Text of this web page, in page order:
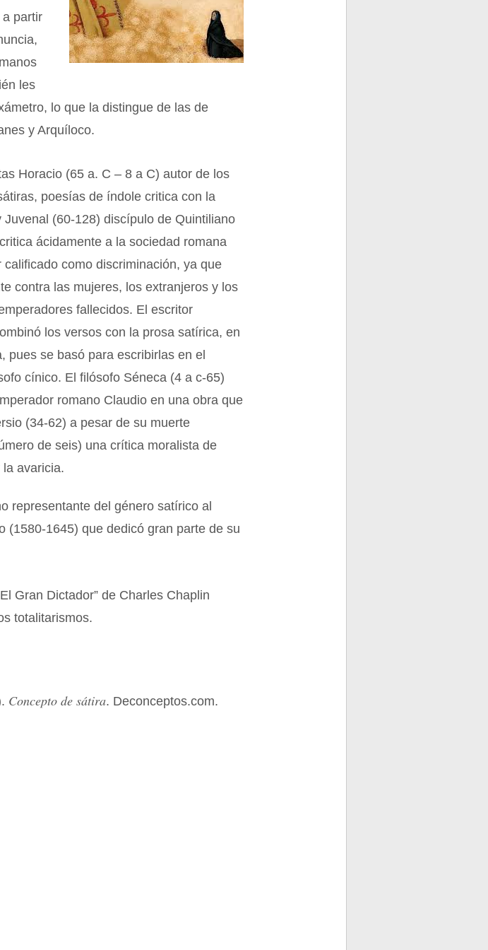
partir
les
lo que la distingue de las de
y Arquíloco.
Horacio (65 a. C – 8 a C) autor de los
poesías de índole critica con la
(60-128) discípulo de Quintiliano
ácidamente a la sociedad romana
como discriminación, ya que
contra las mujeres, los extranjeros y los
fallecidos. El escritor
los versos con la prosa satírica, en
pues se basó para escribirlas en el
cínico. El filósofo Séneca (4 a c-65)
romano Claudio en una obra que
(34-62) a pesar de su muerte
de seis) una crítica moralista de
avaricia.
representante del género satírico al
(1580-1645) que dedicó gran parte de su
Gran Dictador” de Charles Chaplin
totalitarismos.
Concepto de sátira. Deconceptos.com.